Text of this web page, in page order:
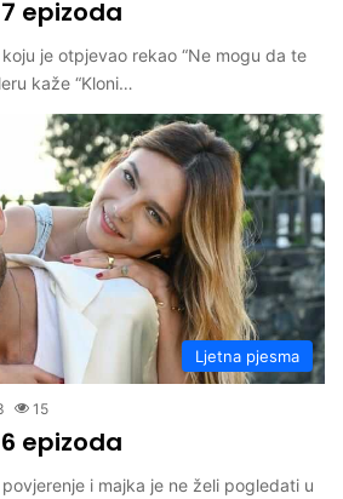
epizoda
je otpjevao rekao “Ne mogu da te
kaže “Kloni…
Ljetna pjesma
15
epizoda
i majka je ne želi pogledati u